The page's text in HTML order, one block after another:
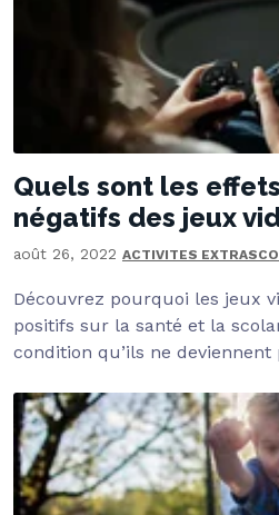
Quels sont les
négatifs des jeux
août 26, 2022 ACTIVITES
Découvrez pourquoi les jeux
positifs sur la santé et la
condition qu’ils ne